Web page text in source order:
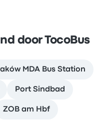
door TocoBus
MDA Bus Station
Port Sindbad
ZOB am Hbf